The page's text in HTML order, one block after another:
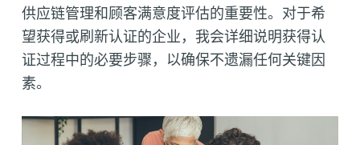
供应链管理和顾客满意度评估的重要性。对于希
望获得或刷新认证的企业，我会详细说明获得认
证过程中的必要步骤，以确保不遗漏任何关键因
素。